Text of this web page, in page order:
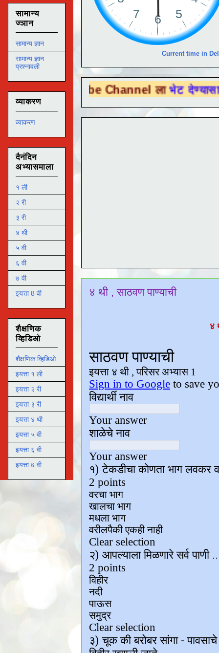
Current time in
Tube Channel लाभेट देण्यासाठी येथे
४ थी , साठवण पाण्याची
४
सामान्य
ज्ञान
सामान्य ज्ञान
सामान्य ज्ञान
प्रश्नावली
व्याकरण
व्याकरण
दैनंदिन
अभ्यासमाला
१ ली
२ री
३ री
४ थी
५ वी
६ वी
७ वी
इयत्ता 8 वी
शैक्षणिक
व्हिडिओ
शैक्षणिक व्हिडिओ
इयत्ता १ ली
इयत्ता २ री
इयत्ता ३ री
इयत्ता ४ थी
इयत्ता ५ वी
इयत्ता ६ वी
इयत्ता ७ वी